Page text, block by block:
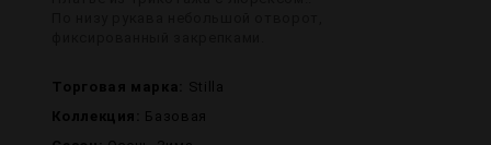
Торговая марка:
Stilla
Коллекция:
Базовая